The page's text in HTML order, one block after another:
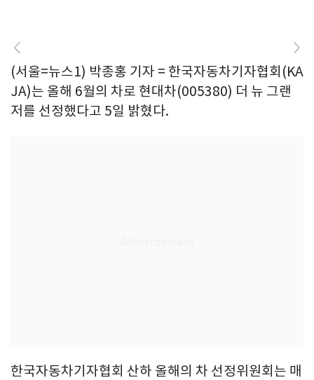
(서울=뉴스1) 박종홍 기자 = 한국자동차기자협회(KA
JA)는 올해 6월의 차로 현대차(005380) 더 뉴 그랜
저를 선정했다고 5일 밝혔다.
한국자동차기자협회 산하 올해의 차 선정위원회는 매